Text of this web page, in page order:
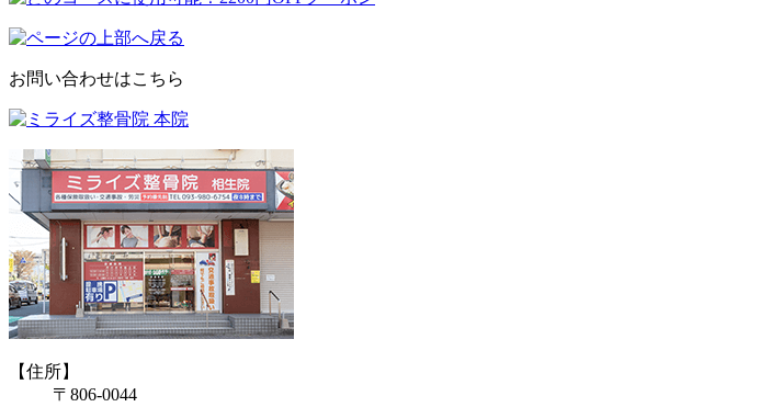
お問い合わせはこちら
【住所】
〒806-0044